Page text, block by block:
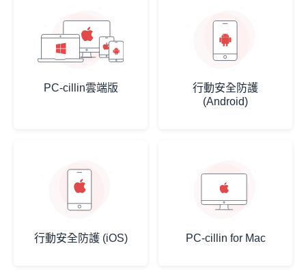
PC-cillin雲端版
行動安全防護
(Android)
行動安全防護 (iOS) PC-cillin for Mac